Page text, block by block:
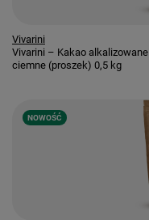
Vivarini
Vivarini – Kakao alkalizowane
ciemne (proszek) 0,5 kg
NOWOŚĆ